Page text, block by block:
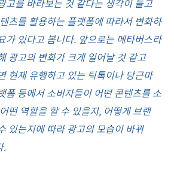
고를 바라보는 것 같다는 생각이 들고
츠를 활용하는 플랫폼에 따라서 변화하
가 있다고 봅니다. 앞으로는 메타버스라
광고의 변화가 크게 일어날 것 같고
현재 유행하고 있는 틱톡이나 당근마
폼 등에서 소비자들이 어떤 콘텐츠를 소
떤 역할을 할 수 있을지, 어떻게 브랜
있는지에 따라 광고의 모습이 바뀌
.